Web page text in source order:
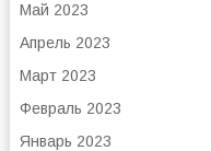
Май 2023
Апрель 2023
Март 2023
Февраль 2023
Январь 2023